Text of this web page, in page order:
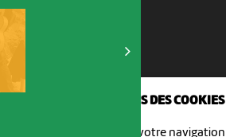
NOUS UTILISONS DES COOKIES
En poursuivant votre